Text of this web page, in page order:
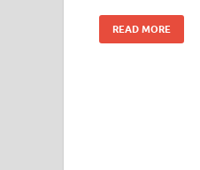
READ MORE